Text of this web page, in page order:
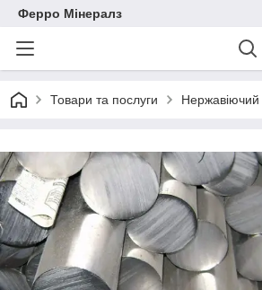
Ферро Мінералз
Товари та послуги Нержавіючий